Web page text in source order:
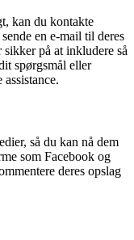
kan du kontakte
en e-mail til deres
på at inkludere så
spørgsmål eller
så du kan nå dem
som Facebook og
deres opslag